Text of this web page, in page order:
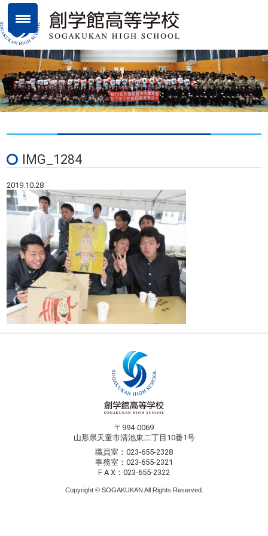
IMG_1284
2019.10.28
〒994-0069
山形県天童市清池東二丁目10番1号
職員室：023-655-2328
事務室：023-655-2321
F A X：023-655-2322
Copyright © SOGAKUKAN All Rights Reserved.